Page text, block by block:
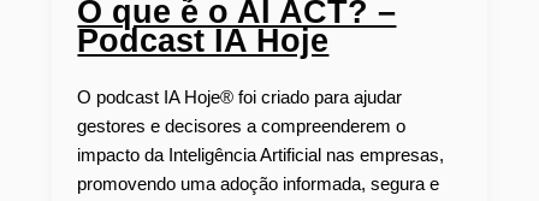
O que é o AI ACT? –
Podcast IA Hoje
O podcast IA Hoje® foi criado para ajudar
gestores e decisores a compreenderem o
impacto da Inteligência Artificial nas empresas,
promovendo uma adoção informada, segura e